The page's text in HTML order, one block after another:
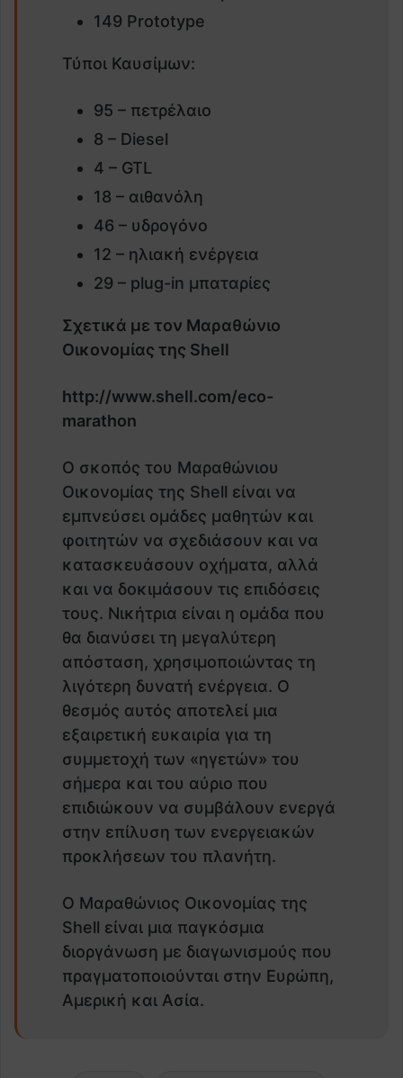
149 Prototype
Τύποι Καυσίμων:
95 – πετρέλαιο
8 – Diesel
4 – GTL
18 – αιθανόλη
46 – υδρογόνο
12 – ηλιακή ενέργεια
29 – plug-in μπαταρίες
Σχετικά με τον Μαραθώνιο
Οικονομίας της Shell
http://www.shell.com/eco-
marathon
Ο σκοπός του Μαραθώνιου
Οικονομίας της Shell είναι να
εμπνεύσει ομάδες μαθητών και
φοιτητών να σχεδιάσουν και να
κατασκευάσουν οχήματα, αλλά
και να δοκιμάσουν τις επιδόσεις
τους. Νικήτρια είναι η ομάδα που
θα διανύσει τη μεγαλύτερη
απόσταση, χρησιμοποιώντας τη
λιγότερη δυνατή ενέργεια. Ο
θεσμός αυτός αποτελεί μια
εξαιρετική ευκαιρία για τη
συμμετοχή των «ηγετών» του
σήμερα και του αύριο που
επιδιώκουν να συμβάλουν ενεργά
στην επίλυση των ενεργειακών
προκλήσεων του πλανήτη.
Ο Μαραθώνιος Οικονομίας της
Shell είναι μια παγκόσμια
διοργάνωση με διαγωνισμούς που
πραγματοποιούνται στην Ευρώπη,
Αμερική και Ασία.